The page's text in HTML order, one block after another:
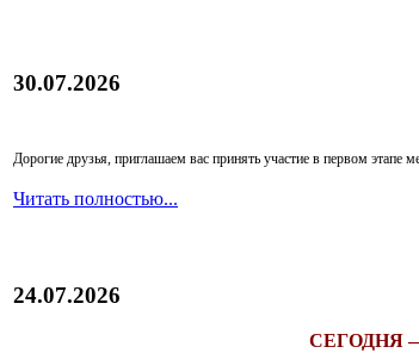
30.07.2026
Дорогие друзья, приглашаем вас принять участие в первом этапе
Читать полностью...
24.07.2026
СЕГОДНЯ